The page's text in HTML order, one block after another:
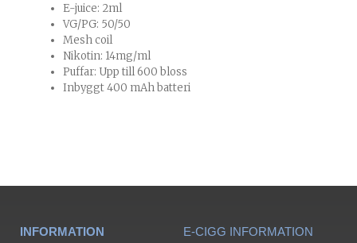
E-juice: 2ml
VG/PG: 50/50
Mesh coil
Nikotin: 14mg/ml
Puffar: Upp till 600 bloss
Inbyggt 400 mAh batteri
INFORMATION E-CIGG INFORMATION